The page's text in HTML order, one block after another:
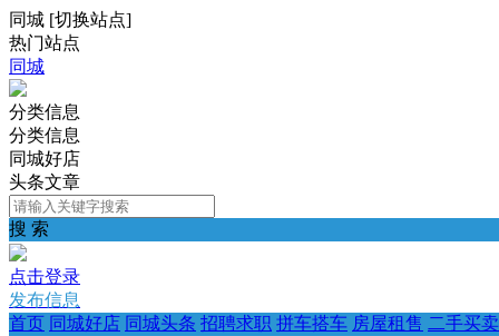
同城 [切换站点]
热门站点
同城
分类信息
分类信息
同城好店
头条文章
搜 索
点击登录
发布信息
首页 同城好店 同城头条 招聘求职 拼车搭车 房屋租售 二手买卖